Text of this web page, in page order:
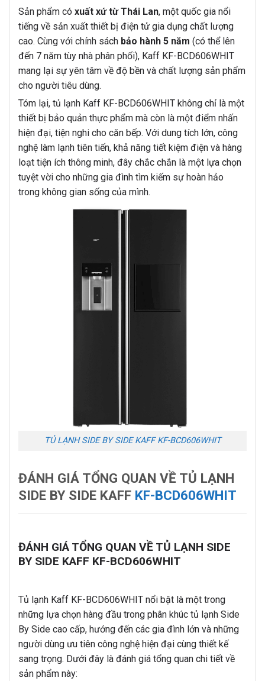
Sản phẩm có xuất xứ từ Thái Lan, một quốc gia nổi
tiếng về sản xuất thiết bị điện tử gia dụng chất lượng
cao. Cùng với chính sách bảo hành 5 năm (có thể lên
đến 7 năm tùy nhà phân phối), Kaff KF-BCD606WHIT
mang lại sự yên tâm về độ bền và chất lượng sản phẩm
cho người tiêu dùng.
Tóm lại, tủ lạnh Kaff KF-BCD606WHIT không chỉ là một
thiết bị bảo quản thực phẩm mà còn là một điểm nhấn
hiện đại, tiện nghi cho căn bếp. Với dung tích lớn, công
nghệ làm lạnh tiên tiến, khả năng tiết kiệm điện và hàng
loạt tiện ích thông minh, đây chắc chắn là một lựa chọn
tuyệt vời cho những gia đình tìm kiếm sự hoàn hảo
trong không gian sống của mình.
TỦ LẠNH SIDE BY SIDE KAFF KF-BCD606WHIT
ĐÁNH GIÁ TỔNG QUAN VỀ TỦ LẠNH
SIDE BY SIDE KAFF KF-BCD606WHIT
ĐÁNH GIÁ TỔNG QUAN VỀ TỦ LẠNH SIDE
BY SIDE KAFF KF-BCD606WHIT
Tủ lạnh Kaff KF-BCD606WHIT nổi bật là một trong
những lựa chọn hàng đầu trong phân khúc tủ lạnh Side
By Side cao cấp, hướng đến các gia đình lớn và những
người dùng ưu tiên công nghệ hiện đại cùng thiết kế
sang trọng. Dưới đây là đánh giá tổng quan chi tiết về
sản phẩm này: